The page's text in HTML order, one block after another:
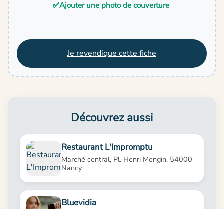
✅Ajouter une photo de couverture
Je revendique cette fiche
Découvrez aussi
Restaurant L'Impromptu
Marché central, Pl. Henri Mengin, 54000
Nancy
Bluevidia